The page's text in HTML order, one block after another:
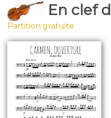
En clef
Partition gratuite